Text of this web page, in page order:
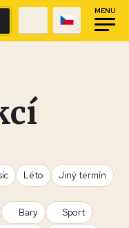
MENU
Léto Jiný termín
Bary
Sport